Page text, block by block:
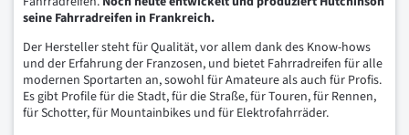
seine Fahrradreifen in Frankreich.
Der Hersteller steht für Qualität, vor allem dank des Know-hows
und der Erfahrung der Franzosen, und bietet Fahrradreifen für alle
modernen Sportarten an, sowohl für Amateure als auch für Profis.
Es gibt Profile für die Stadt, für die Straße, für Touren, für Rennen,
für Schotter, für Mountainbikes und für Elektrofahrräder.